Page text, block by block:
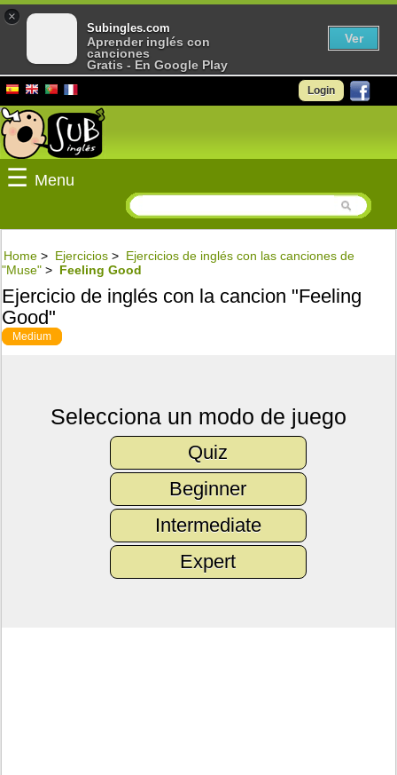
Login
☰ Menu
Home > Ejercicios > Ejercicios de inglés con las canciones de
"Muse" > Feeling Good
Ejercicio de inglés con la cancion "Feeling
Good"
Medium
Selecciona un modo de juego
Quiz
Beginner
Intermediate
Expert
×
Subingles.com
Aprender inglés con
canciones
Gratis - En Google Play
Ver